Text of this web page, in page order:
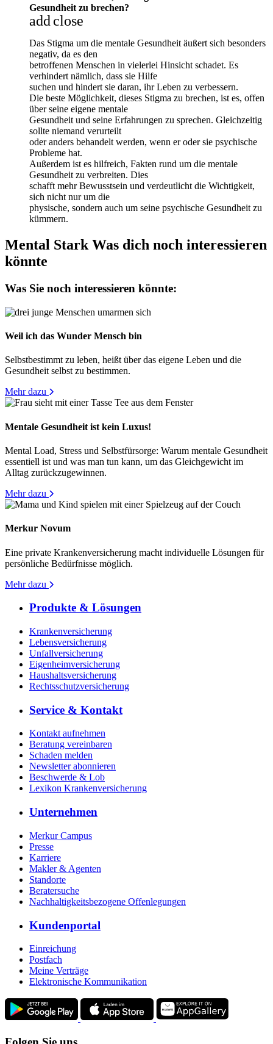
Gesundheit zu brechen?
addclose
Das Stigma um die mentale Gesundheit äußert sich besonders
negativ, da es den
betroffenen Menschen in vielerlei Hinsicht schadet. Es
verhindert nämlich, dass sie Hilfe
suchen und hindert sie daran, ihr Leben zu verbessern.
Die beste Möglichkeit, dieses Stigma zu brechen, ist es, offen
über seine eigene mentale
Gesundheit und seine Erfahrungen zu sprechen. Gleichzeitig
sollte niemand verurteilt
oder anders behandelt werden, wenn er oder sie psychische
Probleme hat.
Außerdem ist es hilfreich, Fakten rund um die mentale
Gesundheit zu verbreiten. Dies
schafft mehr Bewusstsein und verdeutlicht die Wichtigkeit,
sich nicht nur um die
physische, sondern auch um seine psychische Gesundheit zu
kümmern.
Mental Stark Was dich noch interessieren
könnte
Was Sie noch interessieren könnte:
Weil ich das Wunder Mensch bin
Selbstbestimmt zu leben, heißt über das eigene Leben und die
Gesundheit selbst zu bestimmen.
Mehr dazu
Mentale Gesundheit ist kein Luxus!
Mental Load, Stress und Selbstfürsorge: Warum mentale Gesundheit
essentiell ist und was man tun kann, um das Gleichgewicht im
Alltag zurückzugewinnen.
Mehr dazu
Merkur Novum
Eine private Krankenversicherung macht individuelle Lösungen für
persönliche Bedürfnisse möglich.
Mehr dazu
Produkte & Lösungen
Krankenversicherung
Lebensversicherung
Unfallversicherung
Eigenheimversicherung
Haushaltsversicherung
Rechtsschutzversicherung
Service & Kontakt
Kontakt aufnehmen
Beratung vereinbaren
Schaden melden
Newsletter abonnieren
Beschwerde & Lob
Lexikon Krankenversicherung
Unternehmen
Merkur Campus
Presse
Karriere
Makler & Agenten
Standorte
Beratersuche
Nachhaltigkeitsbezogene Offenlegungen
Kundenportal
Einreichung
Postfach
Meine Verträge
Elektronische Kommunikation